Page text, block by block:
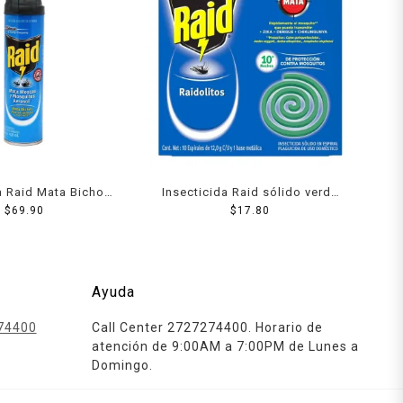
Mata Bichos
400 Ml
$69.90
Insecticida Raid sólido verde
10 espirales de 12 g c/u y
$17.80
Ayuda
Call Center 2727274400. Horario de
atención de 9:00AM a 7:00PM de Lunes a
Domingo.